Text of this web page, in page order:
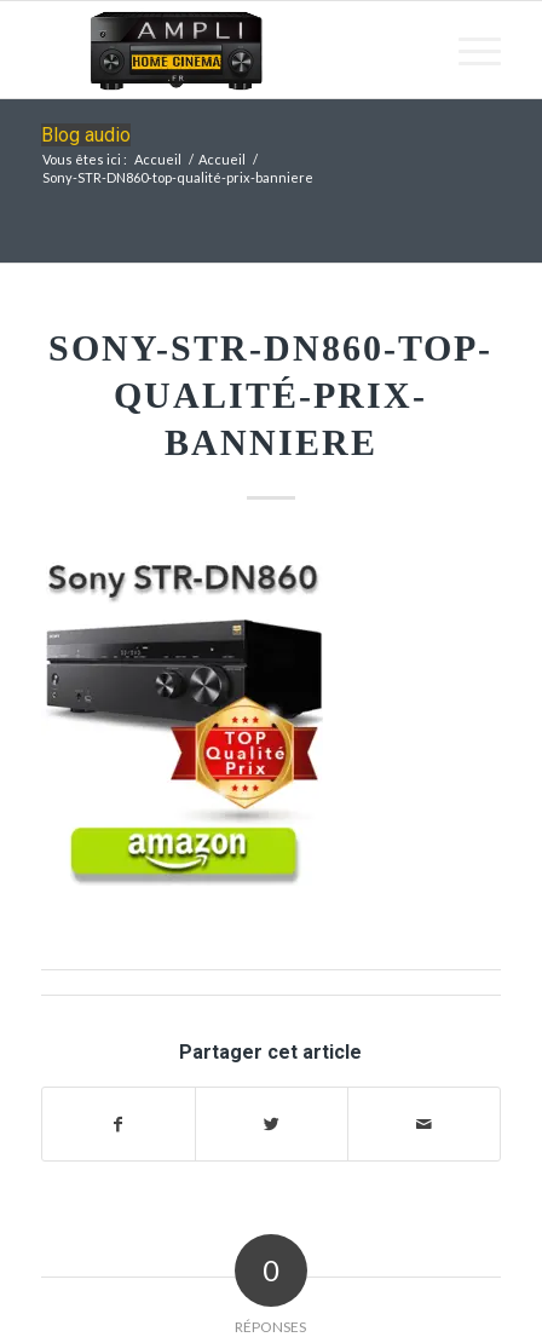
Blog audio
Vous êtes ici : Accueil / Accueil /
Sony-STR-DN860-top-qualité-prix-banniere
SONY-STR-DN860-TOP-
QUALITÉ-PRIX-
BANNIERE
Partager cet article
0
RÉPONSES